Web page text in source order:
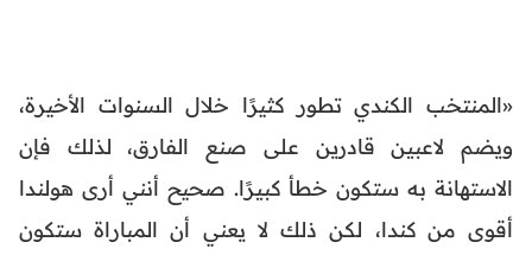
«المنتخب الكندي تطور كثيرًا خلال السنوات الأخيرة،
ويضم لاعبين قادرين على صنع الفارق، لذلك فإن
الاستهانة به ستكون خطأ كبيرًا. صحيح أنني أرى هولندا
أقوى من كندا، لكن ذلك لا يعني أن المباراة ستكون